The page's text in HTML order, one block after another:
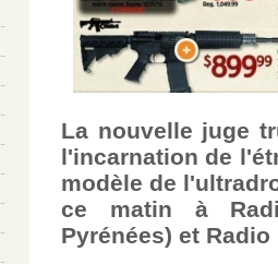
La nouvelle juge
l'incarnation de
modèle de
ce matin à
Pyrénées) et